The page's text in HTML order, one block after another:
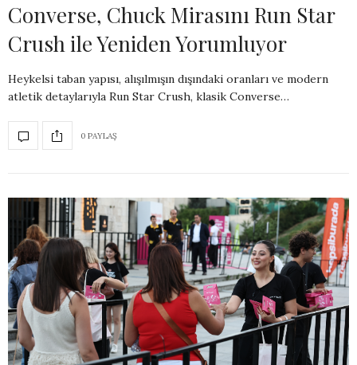
Converse, Chuck Mirasını Run Star
Crush ile Yeniden Yorumluyor
Heykelsi taban yapısı, alışılmışın dışındaki oranları ve modern
atletik detaylarıyla Run Star Crush, klasik Converse…
0 PAYLAŞ